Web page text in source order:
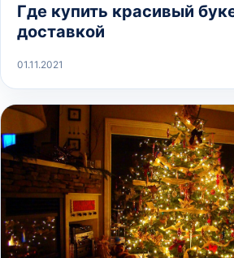
Где купить красивый
доставкой
01.11.2021